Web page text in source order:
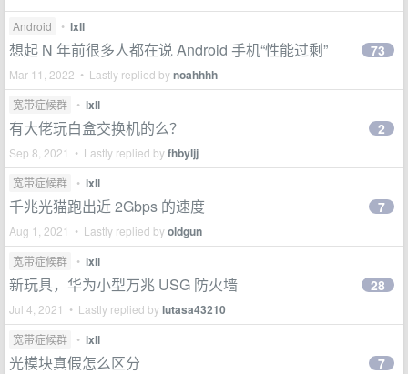
Android • lxll
想起 N 年前很多人都在说 Android 手机“性能过剩”
Mar 11, 2022 • Lastly replied bynoahhhh
73
宽带症候群 • lxll
有大佬玩白盒交换机的么？
Sep 8, 2021 • Lastly replied byfhbyljj
2
宽带症候群 • lxll
千兆光猫跑出近 2Gbps 的速度
Aug 1, 2021 • Lastly replied byoldgun
7
宽带症候群 • lxll
新玩具，华为小型万兆 USG 防火墙
Jul 4, 2021 • Lastly replied bylutasa43210
28
宽带症候群 • lxll
光模块真假怎么区分 7